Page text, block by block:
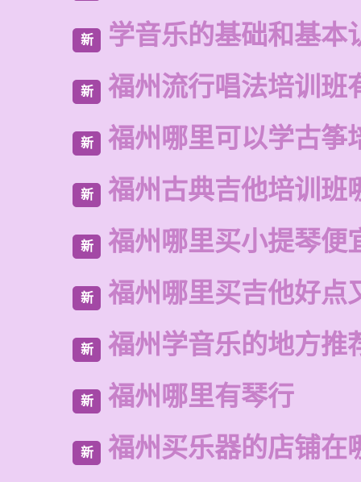
新 学音乐的基础和基本
新 福州流行唱法培训班
新 福州哪里可以学古筝
新 福州古典吉他培训班
新 福州哪里买小提琴便
新 福州哪里买吉他好点
新 福州学音乐的地方推
新 福州哪里有琴行
新 福州买乐器的店铺在